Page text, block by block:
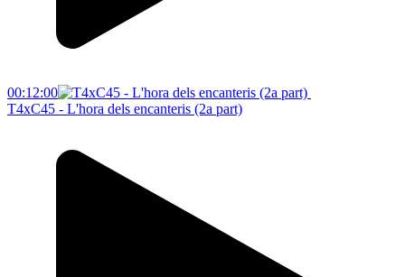
00:12:00
T4xC45 - L'hora dels encanteris (2a part)